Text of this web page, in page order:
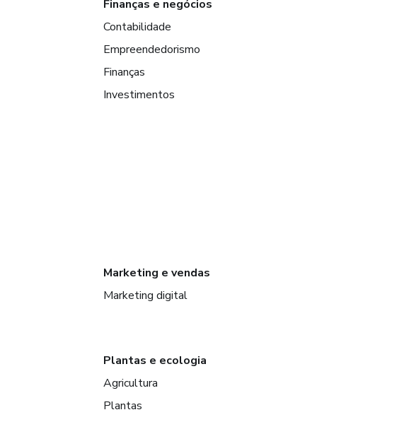
Finanças e negócios
Contabilidade
Empreendedorismo
Finanças
Investimentos
Marketing e vendas
Marketing digital
Plantas e ecologia
Agricultura
Plantas